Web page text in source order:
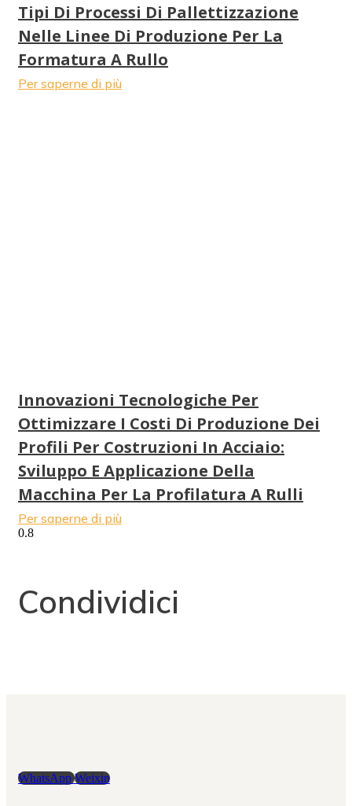
Tipi Di Processi Di Pallettizzazione
Nelle Linee Di Produzione Per La
Formatura A Rullo
Per saperne di più
Innovazioni Tecnologiche Per
Ottimizzare I Costi Di Produzione Dei
Profili Per Costruzioni In Acciaio:
Sviluppo E Applicazione Della
Macchina Per La Profilatura A Rulli
Per saperne di più
Condividici
WhatsApp Weixin